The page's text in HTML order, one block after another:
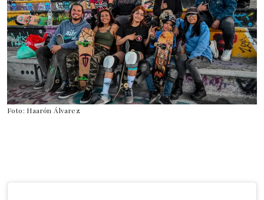
Foto: Haarón Álvarez